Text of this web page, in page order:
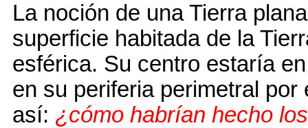
La noción de una Tierra
superficie habitada de la
esférica. Su centro estaría
en su periferia perimetral
así: ¿cómo habrían hecho